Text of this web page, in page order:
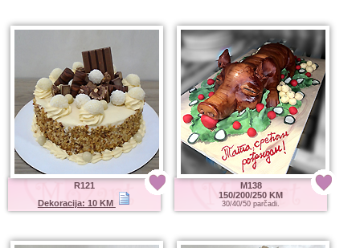
R121
Dekoracija: 10 KM
M138
150/200/250 KM
30/40/50 parčadi.